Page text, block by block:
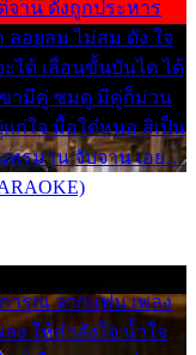
จาน ดั่งถูกประหาร
ลอยลม ไม่สม ดัง ใจ
ได้ เลื่อนขั้นบันได ได้
ขามีคู่ ซมดู มีคู่ก็ม่วน
ก่ใจ มื้อใด๋หนอ สิเป็น
ทรมาน จับจาน เอย…
ารุณ จากแฟน เพลง
ง ให้กำลังใจ น้ำใจ